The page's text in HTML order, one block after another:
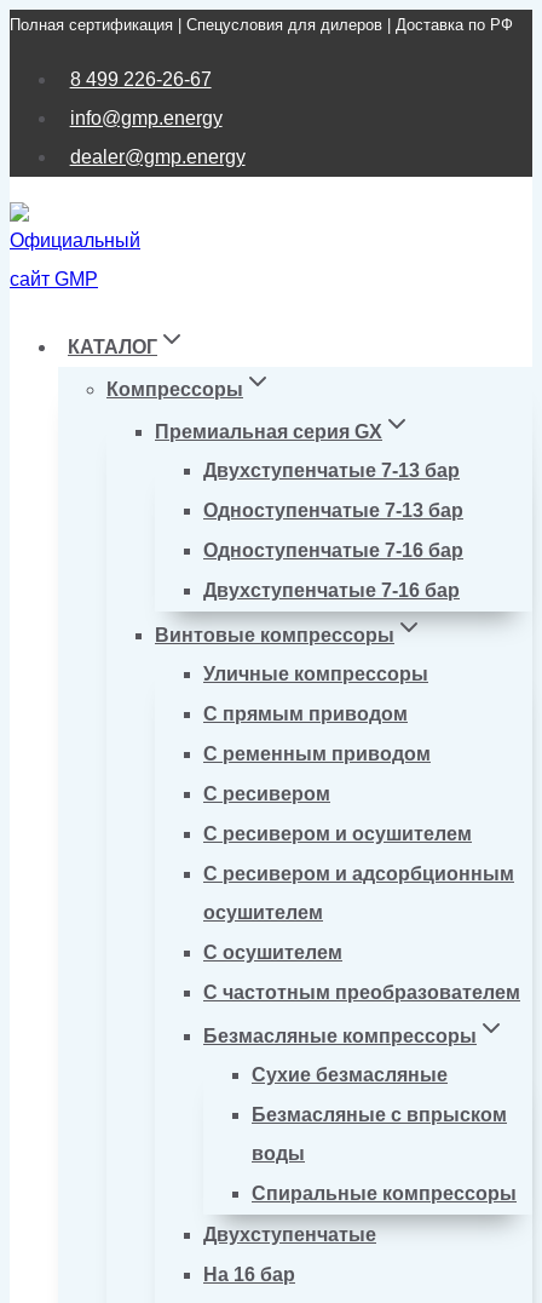
Перейти
Полная сертификация | Спецусловия для дилеров | Доставка по РФ
8 499 226-26-67
info@gmp.energy
dealer@gmp.energy
КАТАЛОГ
Компрессоры
Премиальная серия GX
Двухступенчатые 7-13 бар
Одноступенчатые 7-13 бар
Одноступенчатые 7-16 бар
Двухступенчатые 7-16 бар
Винтовые компрессоры
Уличные компрессоры
С прямым приводом
С ременным приводом
С ресивером
С ресивером и осушителем
С ресивером и адсорбционным
осушителем
С осушителем
С частотным преобразователем
Безмасляные компрессоры
Сухие безмасляные
Безмасляные с впрыском
воды
Спиральные компрессоры
Двухступенчатые
На 16 бар